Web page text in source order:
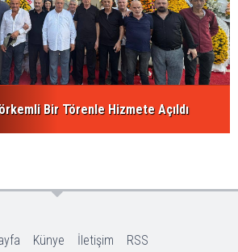
Bir Törenle Hizmete Açıldı
Künye İletişim RSS